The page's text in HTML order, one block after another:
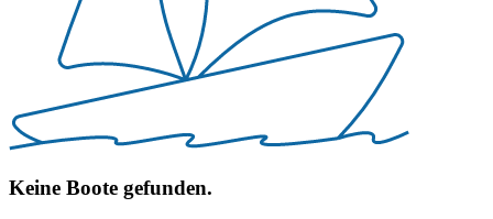
Keine Boote gefunden.